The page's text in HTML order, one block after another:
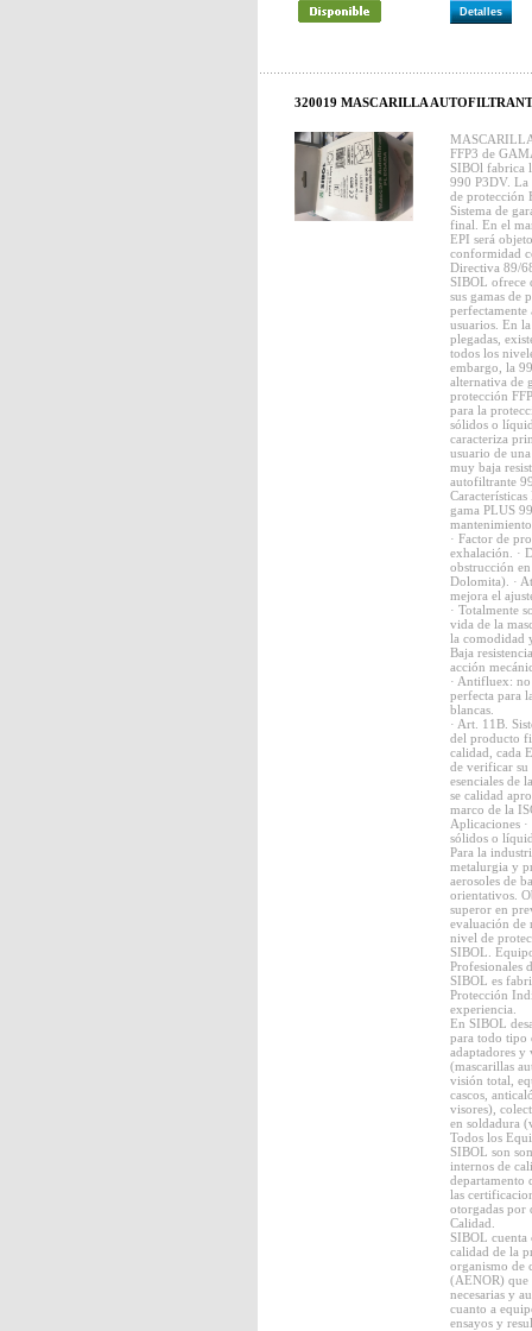
Detalles
320019 MASCARILLA
FFP3 de
SIBOl fabrica
990 P3DV.
de protección
Sistema de
final. En el
EPI será
conformidad
Directiva 89/
SIBOL ofrece
sus gamas de
perfectamente
usuarios. En
plegadas,
todos los
embargo, la
alternativa de
protección
para la
sólidos o
caracteriza
usuario de
muy baja
autofiltrante
gama PLUS
· Factor de
exhalación. ·
obstrucción
Dolomita). ·
mejora el
· Totalmente
vida de la
la comodidad
Baja
acción
· Antifluex:
perfecta para
blancas.
· Art. 11B.
del producto
calidad, cada
de verificar su
esenciales de
se calidad
marco de la
Aplicaciones
sólidos o
Para la
metalurgia y
aerosoles de
orientativos.
superor en
evaluación de
nivel de
SIBOL.
Profesionales
SIBOL es
Protección
experiencia.
En SIBOL
para todo tipo
adaptadores y
(mascarillas
visión total,
cascos,
visores),
en soldadura
Todos los
SIBOL son
internos de
departamento
las
otorgadas por
Calidad.
SIBOL cuenta
calidad de la
organismo de
(AENOR) que
necesarias y
cuanto a
ensayos y